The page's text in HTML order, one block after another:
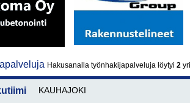
Hakusanalla työnhakijapalveluja löytyi 2
KAUHAJOKI